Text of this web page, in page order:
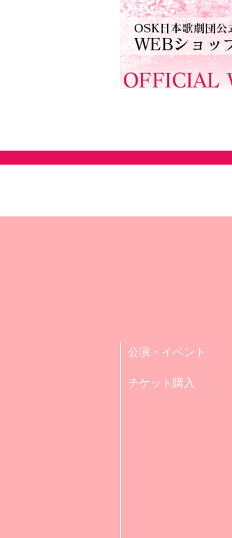
公演・イベント
チケット購入